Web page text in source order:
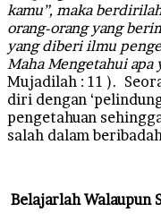
kamu”, maka
orang-orang yang
yang diberi ilmu
Maha Mengetahui apa
Mujadilah : 11 ).
diri dengan
pengetahuan
salah dalam
BelajarlahWalaupun